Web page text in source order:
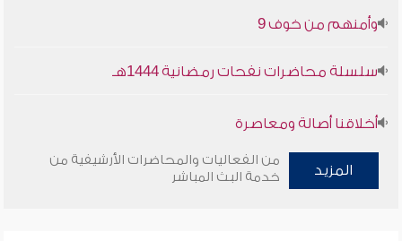
وأمنهم من خوف 9
سلسلة محاضرات نفحات رمضانية 1444هـ
أخلاقنا أصالة ومعاصرة
وأمنهم من خوف 9
المزيد
من الفعاليات والمحاضرات الأرشيفية من
خدمة البث المباشر